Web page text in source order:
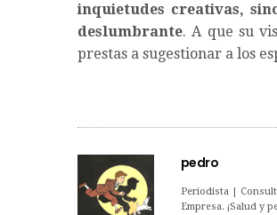
inquietudes creativas,
deslumbrante. A que su
prestas a sugestionar a los
pedro
Periodista |
Empresa. ¡Salud y